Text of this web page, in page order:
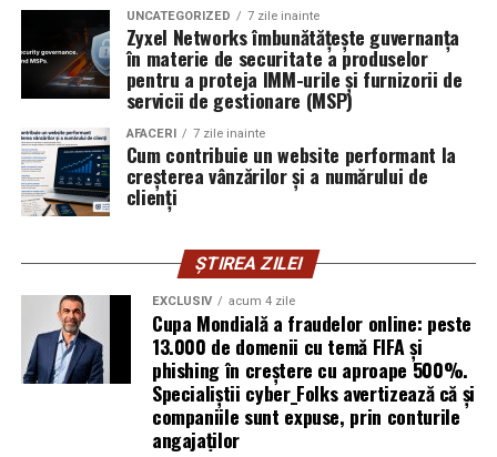
exploatează doar serverele, ci mai ales oamenii. Niciun
furnizor de hosting nu poate opri un utilizator să își
introducă parola pe o pagină clonată. În acel moment,
vigilența utilizatorului rămâne prima linie de apărare”,
explică Horațiu Șimon, Chief Technology Officer
cyber_Folks România.
Subiectul a fost semnalat și de FBI, care a inclus în
informările din ultima lună amenințările asociate
operațiuni de dezinformare.
Avertismentele publice s-au concentrat în principal
asupra fanilor și infrastructurii orașelor gazdă, însă
specialiștii atrag atenția că firmele pot fi afectate
inclusiv atunci când nu au nicio legătură directă cu
industria sportului, turismului sau vânzarea de bilete.
UNCATEGORIZED 7 zile inainte
Zyxel Networks îmbunătățește guvernanța
în materie de securitate a produselor
pentru a proteja IMM-urile și furnizorii de
servicii de gestionare (MSP)
AFACERI 7 zile inainte
Cum contribuie un website performant la
creșterea vânzărilor și a numărului de
clienți
ȘTIREA ZILEI
EXCLUSIV acum 4 zile
Cupa Mondială a fraudelor online: peste
13.000 de domenii cu temă FIFA și
phishing în creștere cu aproape 500%.
Specialiștii cyber_Folks avertizează că și
companiile sunt expuse, prin conturile
angajaților